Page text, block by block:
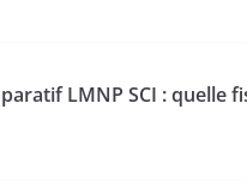
LMNP SCI : quelle